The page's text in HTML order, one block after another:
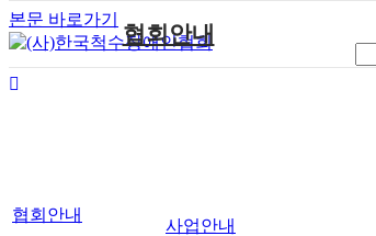
본문 바로가기
협회안내
척수장애란?
협회안내
사업안내